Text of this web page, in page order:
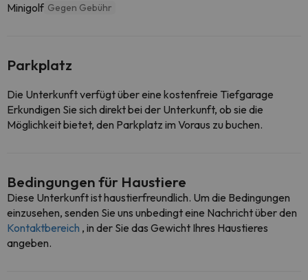
Minigolf Gegen Gebühr
Parkplatz
Die Unterkunft verfügt über eine kostenfreie Tiefgarage
Erkundigen Sie sich direkt bei der Unterkunft, ob sie die
Möglichkeit bietet, den Parkplatz im Voraus zu buchen.
Bedingungen für Haustiere
Diese Unterkunft ist haustierfreundlich. Um die Bedingungen
einzusehen, senden Sie uns unbedingt eine Nachricht über den
Kontaktbereich , in der Sie das Gewicht Ihres Haustieres
angeben.